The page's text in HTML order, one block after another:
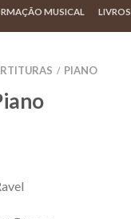
MUSICAL LIVROS
/ PIANO